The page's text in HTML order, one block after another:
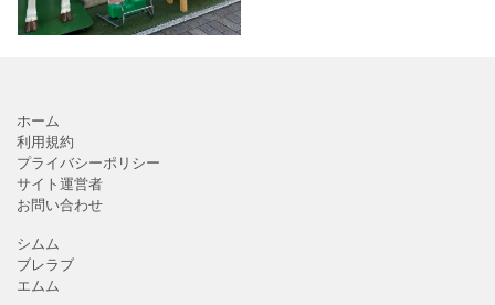
ホーム
利用規約
プライバシーポリシー
サイト運営者
お問い合わせ
シムム
ブレラブ
エムム